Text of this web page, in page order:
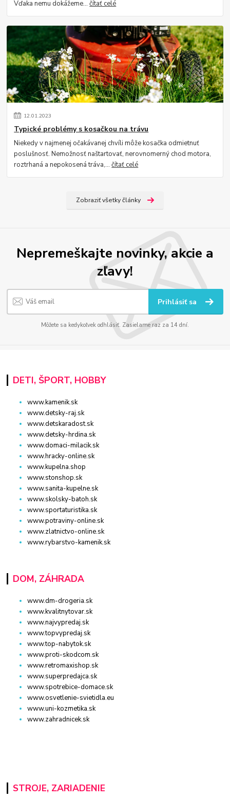
Vďaka nemu dokážeme...čítať celé
12.01.2023
Typické problémy s kosačkou na trávu
Niekedy v najmenej očakávanej chvíli môže kosačka odmietnuť
poslušnosť. Nemožnosť naštartovať, nerovnomerný chod motora,
roztrhaná a nepokosená tráva,...čítať celé
Zobraziť všetky články
Nepremeškajte novinky, akcie a
zľavy!
Prihlásiť sa
Môžete sa kedykoľvek odhlásiť. Zasielame raz za 14 dní.
DETI, ŠPORT, HOBBY
www.kamenik.sk
www.detsky-raj.sk
www.detskaradost.sk
www.detsky-hrdina.sk
www.domaci-milacik.sk
www.hracky-online.sk
www.kupelna.shop
www.stonshop.sk
www.sanita-kupelne.sk
www.skolsky-batoh.sk
www.sportaturistika.sk
www.potraviny-online.sk
www.zlatnictvo-online.sk
www.rybarstvo-kamenik.sk
DOM, ZÁHRADA
www.dm-drogeria.sk
www.kvalitnytovar.sk
www.najvypredaj.sk
www.topvypredaj.sk
www.top-nabytok.sk
www.proti-skodcom.sk
www.retromaxishop.sk
www.superpredajca.sk
www.spotrebice-domace.sk
www.osvetlenie-svietidla.eu
www.uni-kozmetika.sk
www.zahradnicek.sk
STROJE, ZARIADENIE